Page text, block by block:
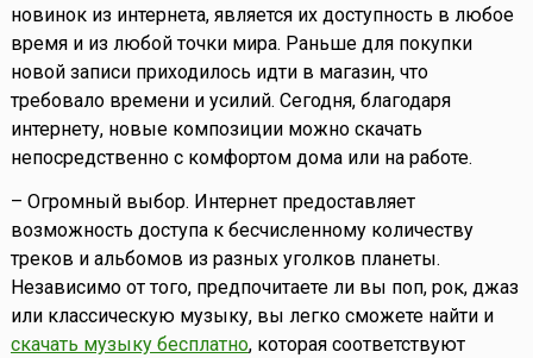
новинок из интернета, является их доступность в любое
время и из любой точки мира. Раньше для покупки
новой записи приходилось идти в магазин, что
требовало времени и усилий. Сегодня, благодаря
интернету, новые композиции можно скачать
непосредственно с комфортом дома или на работе.
– Огромный выбор. Интернет предоставляет
возможность доступа к бесчисленному количеству
треков и альбомов из разных уголков планеты.
Независимо от того, предпочитаете ли вы поп, рок, джаз
или классическую музыку, вы легко сможете найти и
скачать музыку бесплатно, которая соответствуют